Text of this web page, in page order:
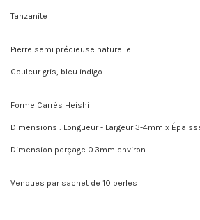
Tanzanite
Pierre semi précieuse naturelle
Couleur gris, bleu indigo
Forme Carrés Heishi
Dimensions : Longueur - Largeur 3-4mm x
Dimension perçage 0.3mm environ
Vendues par sachet de 10 perles